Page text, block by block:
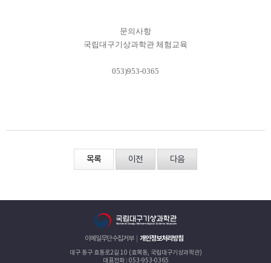
문의사항
국립대구기상과학관 체험교육
053)953-0365
목록 이전 다음
이메일무단수집거부 개인정보처리방침
대구 동구 효동로2길 10 (효목동, 국립대구기상과학관)
대표전화 : 053-953-0365